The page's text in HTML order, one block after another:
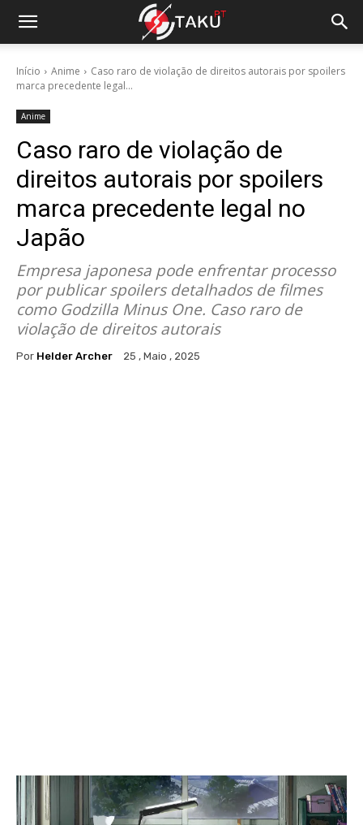
Início Anime
Caso raro de violação de direitos autorais por spoilers
marca precedente legal...
Anime
Caso raro de violação de
direitos autorais por spoilers
marca precedente legal no
Japão
Empresa japonesa pode enfrentar processo
por publicar spoilers detalhados de filmes
como Godzilla Minus One. Caso raro de
violação de direitos autorais
Por Helder Archer 25 , Maio , 2025